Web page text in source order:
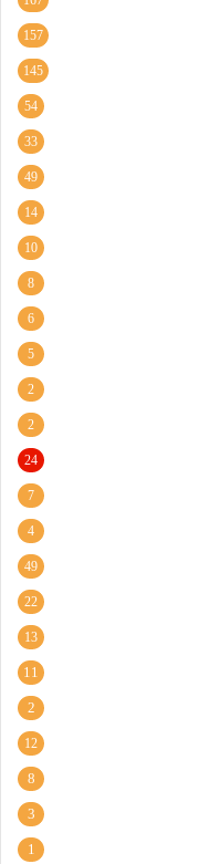
157
145
54
33
49
14
10
8
6
5
2
2
24
7
4
49
22
13
11
2
12
8
3
1